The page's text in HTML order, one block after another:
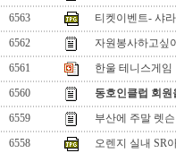
6563
티켓이벤트- 샤
6562
자원봉사하고싶
6561
한울 테니스게임
6560
동호인클럽 회
6559
부산에 주말 렛
6558
오렌지 실내 SR